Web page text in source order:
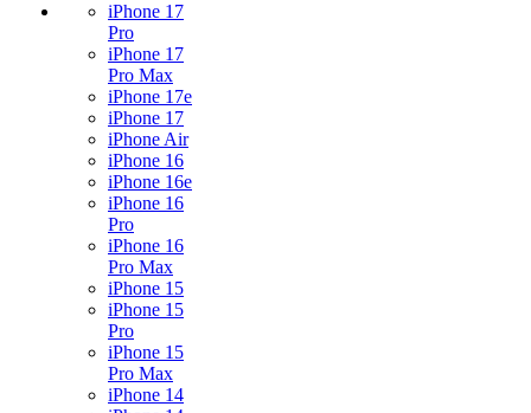
iPhone 17
Pro
iPhone 17
Pro Max
iPhone 17e
iPhone 17
iPhone Air
iPhone 16
iPhone 16e
iPhone 16
Pro
iPhone 16
Pro Max
iPhone 15
iPhone 15
Pro
iPhone 15
Pro Max
iPhone 14